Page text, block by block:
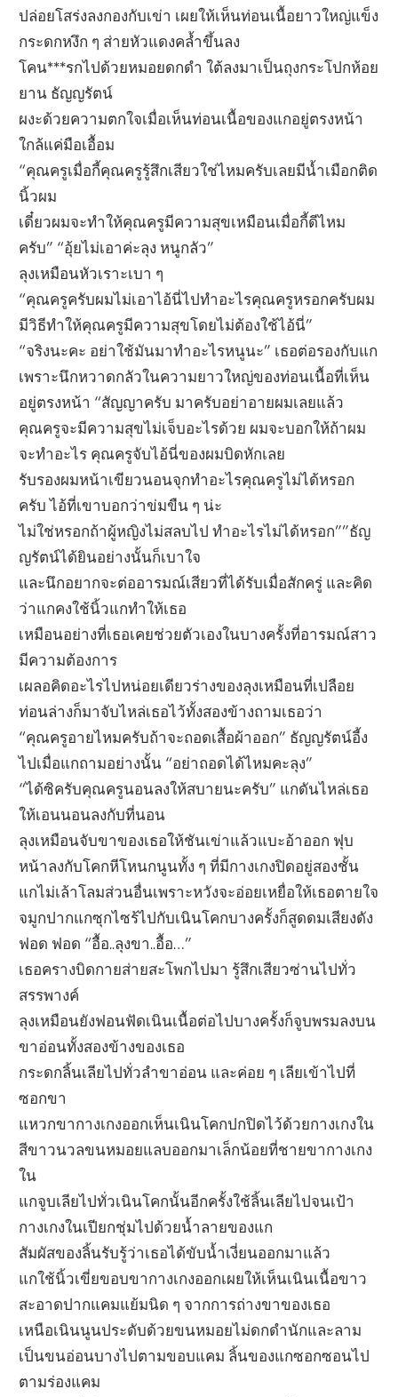
ปล่อยโสร่งลงกองกับเข่า เผยให้เห็นท่อนเนื้อยาวใหญ่แข็ง
กระดกหงึก ๆ ส่ายหัวแดงคล้ำขึ้นลง
โคน***รกไปด้วยหมอยดกดำ ใต้ลงมาเป็นถุงกระโปกห้อย
ยาน ธัญญรัตน์
ผงะด้วยความตกใจเมื่อเห็นท่อนเนื้อของแกอยู่ตรงหน้า
ใกล้แค่มือเอื้อม
“คุณครูเมื่อกี้คุณครูรู้สึกเสียวใช่ไหมครับเลยมีน้ำเมือกติด
นิ้วผม
เดี๋ยวผมจะทำให้คุณครูมีความสุขเหมือนเมื่อกี้ดีไหม
ครับ” “อุ้ยไม่เอาค่ะลุง หนูกลัว”
ลุงเหมือนหัวเราะเบา ๆ
“คุณครูครับผมไม่เอาไอ้นี่ไปทำอะไรคุณครูหรอกครับผม
มีวิธีทำให้คุณครูมีความสุขโดยไม่ต้องใช้ไอ้นี่”
“จริงนะคะ อย่าใช้มันมาทำอะไรหนูนะ” เธอต่อรองกับแก
เพราะนึกหวาดกลัวในความยาวใหญ่ของท่อนเนื้อที่เห็น
อยู่ตรงหน้า “สัญญาครับ มาครับอย่าอายผมเลยแล้ว
คุณครูจะมีความสุขไม่เจ็บอะไรด้วย ผมจะบอกให้ถ้าผม
จะทำอะไร คุณครูจับไอ้นี่ของผมบิดหักเลย
รับรองผมหน้าเขียวนอนจุกทำอะไรคุณครูไม่ได้หรอก
ครับ ไอ้ที่เขาบอกว่าข่มขืน ๆ น่ะ
ไม่ใช่หรอกถ้าผู้หญิงไม่สลบไป ทำอะไรไม่ได้หรอก””ธัญ
ญรัตน์ได้ยินอย่างนั้นก็เบาใจ
และนึกอยากจะต่ออารมณ์เสียวที่ได้รับเมื่อสักครู่ และคิด
ว่าแกคงใช้นิ้วแกทำให้เธอ
เหมือนอย่างที่เธอเคยช่วยตัวเองในบางครั้งที่อารมณ์สาว
มีความต้องการ
เผลอคิดอะไรไปหน่อยเดียวร่างของลุงเหมือนที่เปลือย
ท่อนล่างก็มาจับไหล่เธอไว้ทั้งสองข้างถามเธอว่า
“คุณครูอายไหมครับถ้าจะถอดเสื้อผ้าออก” ธัญญรัตน์อี้ง
ไปเมื่อแกถามอย่างนั้น “อย่าถอดได้ไหมคะลุง”
“ได้ซิครับคุณครูนอนลงให้สบายนะครับ” แกดันไหล่เธอ
ให้เอนนอนลงกับที่นอน
ลุงเหมือนจับขาของเธอให้ชันเข่าแล้วแบะอ้าออก ฟุบ
หน้าลงกับโคกหีโหนกนูนทั้ง ๆ ที่มีกางเกงปิดอยู่สองชั้น
แกไม่เล้าโลมส่วนอื่นเพราะหวังจะอ่อยเหยื่อให้เธอตายใจ
จมูกปากแกซุกไซร้ไปกับเนินโคกบางครั้งก็สูดดมเสียงดัง
ฟอด ฟอด “อื้อ..ลุงขา..อื้อ…”
เธอครางบิดกายส่ายสะโพกไปมา รู้สึกเสียวซ่านไปทั่ว
สรรพางค์
ลุงเหมือนยังฟอนฟัดเนินเนื้อต่อไปบางครั้งก็จูบพรมลงบน
ขาอ่อนทั้งสองข้างของเธอ
กระดกลิ้นเลียไปทั่วลำขาอ่อน และค่อย ๆ เลียเข้าไปที่
ซอกขา
แหวกขากางเกงออกเห็นเนินโคกปกปิดไว้ด้วยกางเกงใน
สีขาวนวลขนหมอยแลบออกมาเล็กน้อยที่ชายขากางเกง
ใน
แกจูบเลียไปทั่วเนินโคกนั้นอีกครั้งใช้ลิ้นเลียไปจนเป้า
กางเกงในเปียกชุ่มไปด้วยน้ำลายของแก
สัมผัสของลิ้นรับรู้ว่าเธอได้ขับน้ำเงี่ยนออกมาแล้ว
แกใช้นิ้วเขี่ยขอบขากางเกงออกเผยให้เห็นเนินเนื้อขาว
สะอาดปากแคมแย้มนิด ๆ จากการถ่างขาของเธอ
เหนือเนินนูนประดับด้วยขนหมอยไม่ดกดำนักและลาม
เป็นขนอ่อนบางไปตามขอบแคม ลิ้นของแกซอกซอนไป
ตามร่องแคม